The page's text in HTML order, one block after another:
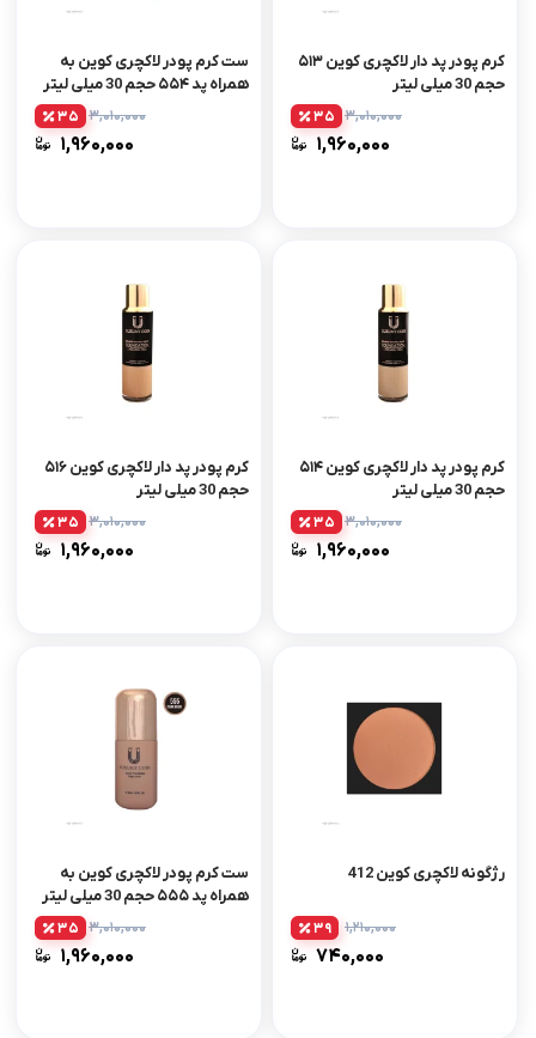
کرم پودر پد دار لاکچری کوین ۵۱۳
حجم 30 میلی لیتر
۳,۰۱۰,۰۰۰
۱,۹۶۰,۰۰۰
35
ست کرم پودر لاکچری کوین به
همراه پد ۵۵۴ حجم 30 میلی لیتر
۳,۰۱۰,۰۰۰
۱,۹۶۰,۰۰۰
35
کرم پودر پد دار لاکچری کوین ۵۱۴
حجم 30 میلی لیتر
۳,۰۱۰,۰۰۰
۱,۹۶۰,۰۰۰
35
کرم پودر پد دار لاکچری کوین ۵۱۶
حجم 30 میلی لیتر
۳,۰۱۰,۰۰۰
۱,۹۶۰,۰۰۰
35
رژگونه لاکچری کوین 412
۱,۲۱۰,۰۰۰
۷۴۰,۰۰۰
39
ست کرم پودر لاکچری کوین به
همراه پد ۵۵۵ حجم 30 میلی لیتر
۳,۰۱۰,۰۰۰
۱,۹۶۰,۰۰۰
35